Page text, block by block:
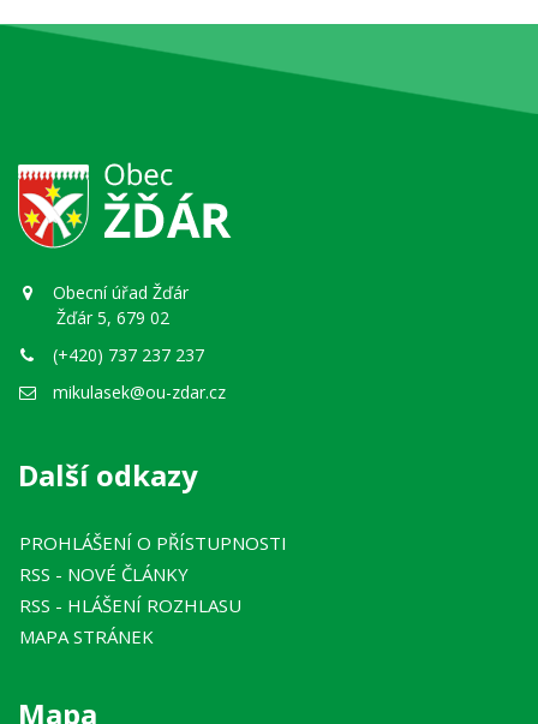
Obecní úřad Žďár
Žďár 5, 679 02
(+420) 737 237 237
mikulasek@ou-zdar.cz
Další odkazy
PROHLÁŠENÍ O PŘÍSTUPNOSTI
RSS - NOVÉ ČLÁNKY
RSS - HLÁŠENÍ ROZHLASU
MAPA STRÁNEK
Mapa